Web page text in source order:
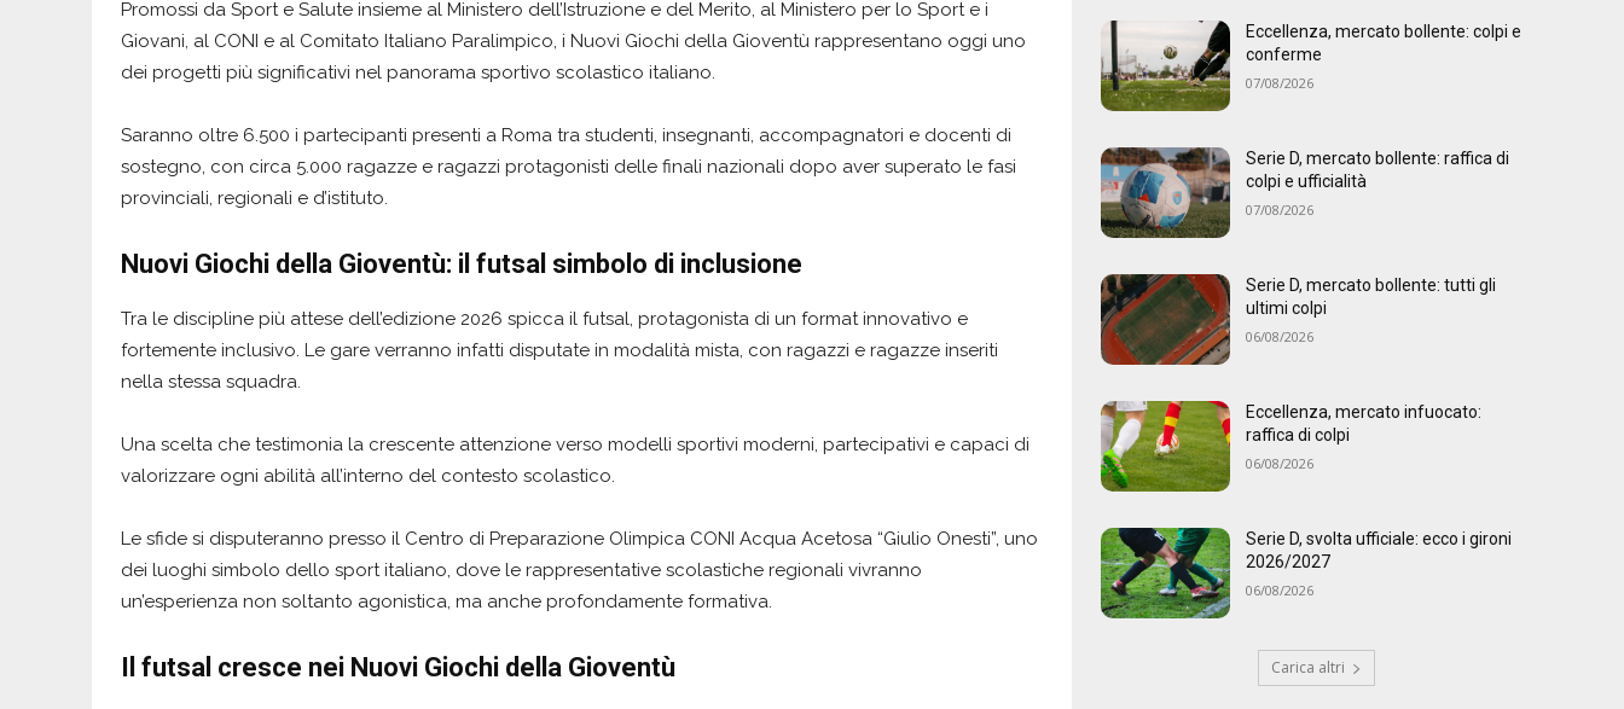
Promossi da Sport e Salute insieme al Ministero dell’Istruzione e del Merito, al Ministero per lo Sport e i
Giovani, al CONI e al Comitato Italiano Paralimpico, i Nuovi Giochi della Gioventù rappresentano oggi uno
dei progetti più significativi nel panorama sportivo scolastico italiano.
Saranno oltre 6.500 i partecipanti presenti a Roma tra studenti, insegnanti, accompagnatori e docenti di
sostegno, con circa 5.000 ragazze e ragazzi protagonisti delle finali nazionali dopo aver superato le fasi
provinciali, regionali e d’istituto.
Nuovi Giochi della Gioventù: il futsal simbolo di inclusione
Tra le discipline più attese dell’edizione 2026 spicca il futsal, protagonista di un format innovativo e
fortemente inclusivo. Le gare verranno infatti disputate in modalità mista, con ragazzi e ragazze inseriti
nella stessa squadra.
Una scelta che testimonia la crescente attenzione verso modelli sportivi moderni, partecipativi e capaci di
valorizzare ogni abilità all’interno del contesto scolastico.
Le sfide si disputeranno presso il Centro di Preparazione Olimpica CONI Acqua Acetosa “Giulio Onesti”, uno
dei luoghi simbolo dello sport italiano, dove le rappresentative scolastiche regionali vivranno
un’esperienza non soltanto agonistica, ma anche profondamente formativa.
Il futsal cresce nei Nuovi Giochi della Gioventù
Eccellenza, mercato bollente: colpi e
conferme
07/08/2026
Serie D, mercato bollente: raffica di
colpi e ufficialità
07/08/2026
Serie D, mercato bollente: tutti gli
ultimi colpi
06/08/2026
Eccellenza, mercato infuocato:
raffica di colpi
06/08/2026
Serie D, svolta ufficiale: ecco i gironi
2026/2027
06/08/2026
Carica altri